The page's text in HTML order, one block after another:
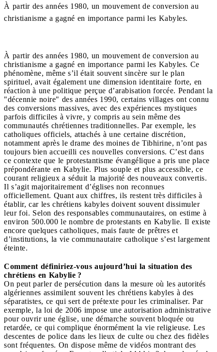
À partir des années 1980, un mouvement de conversion au
christianisme a gagné en importance parmi les Kabyles.
À partir des années 1980, un mouvement de conversion au
christianisme a gagné en importance parmi les Kabyles. Ce
phénomène, même s’il était souvent sincère sur le plan
spirituel, avait également une dimension identitaire forte, en
réaction à une politique perçue d’arabisation forcée. Pendant la
"décennie noire" des années 1990, certains villages ont connu
des conversions massives, avec des expériences mystiques
parfois difficiles à vivre, y compris au sein même des
communautés chrétiennes traditionnelles. Par exemple, les
catholiques officiels, attachés à une certaine discrétion,
notamment après le drame des moines de Tibhirine, n’ont pas
toujours bien accueilli ces nouvelles conversions. C’est dans
ce contexte que le protestantisme évangélique a pris une place
prépondérante en Kabylie. Plus souple et plus accessible, ce
courant religieux a séduit la majorité des nouveaux convertis.
Il s’agit majoritairement d’églises non reconnues
officiellement. Quant aux chiffres, ils restent très difficiles à
établir, car les chrétiens kabyles doivent souvent dissimuler
leur foi. Selon des responsables communautaires, on estime à
environ 500.000 le nombre de protestants en Kabylie. Il existe
encore quelques catholiques, mais faute de prêtres et
d’institutions, la vie communautaire catholique s’est largement
éteinte.
Comment définiriez-vous aujourd’hui la situation des
chrétiens en Kabylie ?
On peut parler de persécution dans la mesure où les autorités
algériennes assimilent souvent les chrétiens kabyles à des
séparatistes, ce qui sert de prétexte pour les criminaliser. Par
exemple, la loi de 2006 impose une autorisation administrative
pour ouvrir une église, une démarche souvent bloquée ou
retardée, ce qui complique énormément la vie religieuse. Les
descentes de police dans les lieux de culte ou chez des fidèles
sont fréquentes. On dispose même de vidéos montrant des